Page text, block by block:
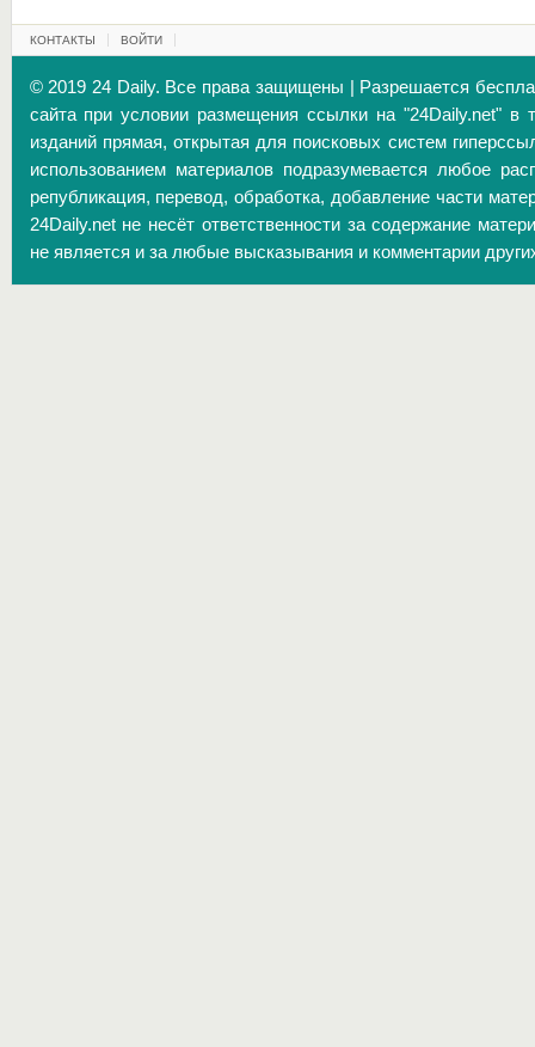
КОНТАКТЫ ВОЙТИ
© 2019 24 Daily. Все права защищены | Разрешается
сайта при условии размещения ссылки на "24Daily.net" в
изданий прямая, открытая для поисковых систем
использованием материалов подразумевается любое
републикация, перевод, обработка, добавление части
24Daily.net не несёт ответственности за содержание
не является и за любые высказывания и комментарии